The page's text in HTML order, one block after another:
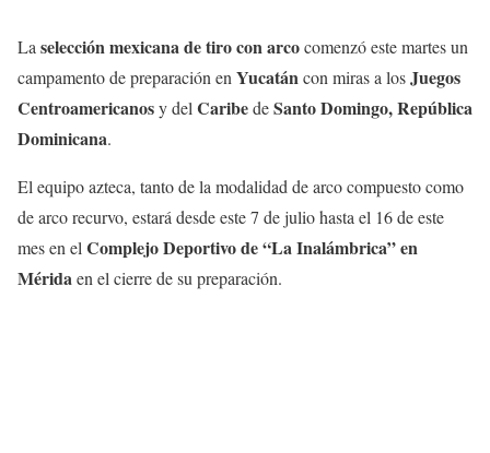
La selección mexicana de tiro con arcocomenzó este martes un
campamento de preparación en Yucatáncon miras a losJuegos
Centroamericanosy del CaribedeSanto Domingo, República
Dominicana.
El equipo azteca, tanto de la modalidad de arco compuesto como
de arco recurvo, estará desde este 7 de julio hasta el 16 de este
mes en el Complejo Deportivo de “La Inalámbrica” en
Méridaen el cierre de su preparación.